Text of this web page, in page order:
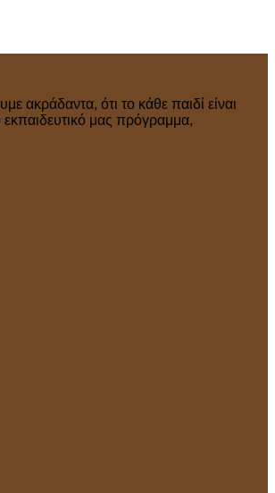
ακράδαντα, ότι το κάθε παιδί είναι
εκπαιδευτικό μας πρόγραμμα,